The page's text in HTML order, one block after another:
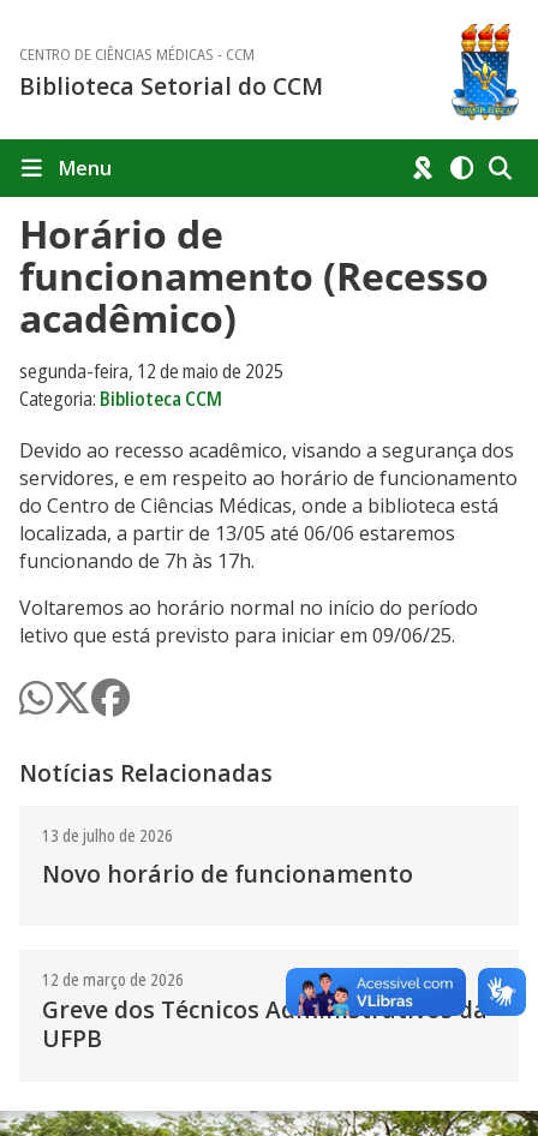
CENTRO DE CIÊNCIAS MÉDICAS - CCM
Biblioteca Setorial do CCM
Menu
Horário de
funcionamento (Recesso
acadêmico)
segunda-feira, 12 de maio de 2025
Categoria: Biblioteca CCM
Devido ao recesso acadêmico, visando a segurança dos
servidores, e em respeito ao horário de funcionamento
do Centro de Ciências Médicas, onde a biblioteca está
localizada, a partir de 13/05 até 06/06 estaremos
funcionando de 7h às 17h.
Voltaremos ao horário normal no início do período
letivo que está previsto para iniciar em 09/06/25.
Notícias Relacionadas
13 de julho de 2026
Novo horário de funcionamento
12 de março de 2026
Greve dos Técnicos Administrativos da
UFPB